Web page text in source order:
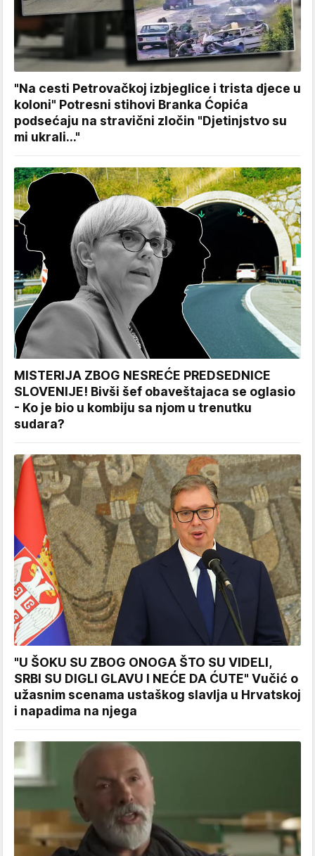
"Na cesti Petrovačkoj izbjeglice i trista djece u
koloni" Potresni stihovi Branka Ćopića
podsećaju na stravični zločin "Djetinjstvo su
mi ukrali..."
MISTERIJA ZBOG NESREĆE PREDSEDNICE
SLOVENIJE! Bivši šef obaveštajaca se oglasio
- Ko je bio u kombiju sa njom u trenutku
sudara?
"U ŠOKU SU ZBOG ONOGA ŠTO SU VIDELI,
SRBI SU DIGLI GLAVU I NEĆE DA ĆUTE" Vučić o
užasnim scenama ustaškog slavlja u Hrvatskoj
i napadima na njega